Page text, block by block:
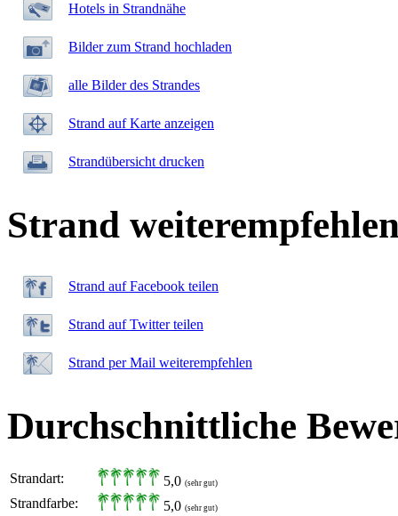
Hotels in Strandnähe
Bilder zum Strand hochladen
alle Bilder des Strandes
Strand auf Karte anzeigen
Strandübersicht drucken
Strand
Strand auf Facebook teilen
Strand auf Twitter teilen
Strand per Mail weiterempfehlen
Durchschnittliche
Strandart: 5,0 (sehr gut)
Strandfarbe: 5,0 (sehr gut)